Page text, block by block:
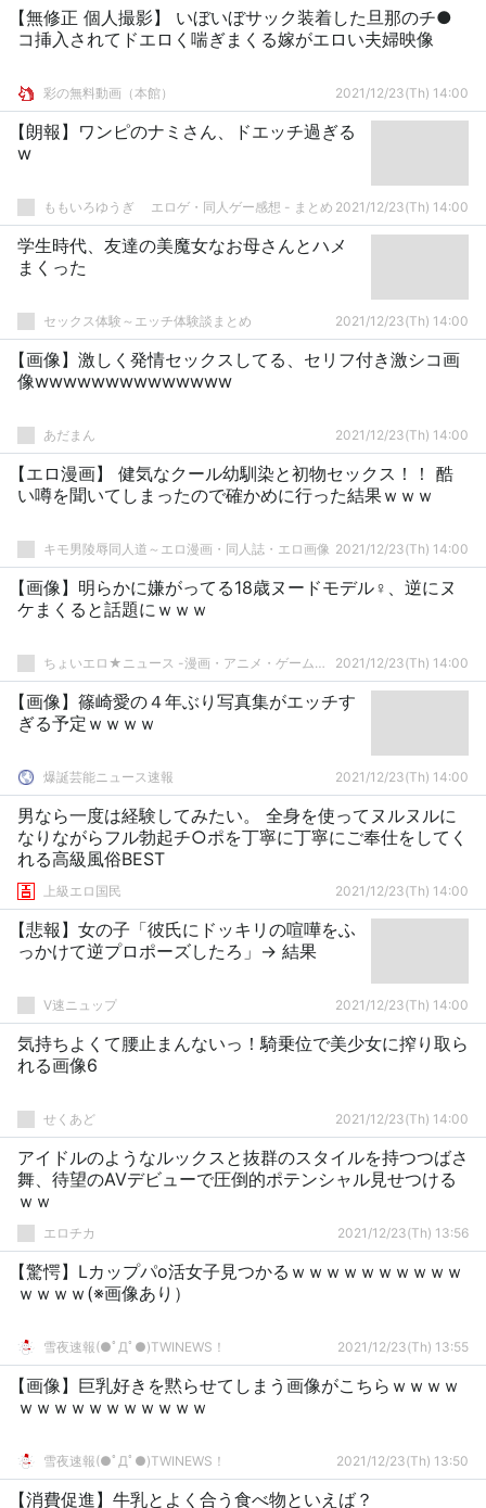
【無修正 個人撮影】 いぼいぼサック装着した旦那のチ●
コ挿入されてドエロく喘ぎまくる嫁がエロい夫婦映像
彩の無料動画（本館） 2021/12/23(Th) 14:00
【朗報】ワンピのナミさん、ドエッチ過ぎる
w
ももいろゆうぎ エロゲ・同人ゲー感想 - まとめ 2021/12/23(Th) 14:00
学生時代、友達の美魔女なお母さんとハメ
まくった
セックス体験～エッチ体験談まとめ 2021/12/23(Th) 14:00
【画像】激しく発情セックスしてる、セリフ付き激シコ画
像wwwwwwwwwwwwww
あだまん 2021/12/23(Th) 14:00
【エロ漫画】 健気なクール幼馴染と初物セックス！！ 酷
い噂を聞いてしまったので確かめに行った結果ｗｗｗ
キモ男陵辱同人道～エロ漫画・同人誌・エロ画像 2021/12/23(Th) 14:00
【画像】明らかに嫌がってる18歳ヌードモデル♀、逆にヌ
ケまくると話題にｗｗｗ
ちょいエロ★ニュース -漫画・アニメ・ゲームまとめ- 2021/12/23(Th) 14:00
【画像】篠崎愛の４年ぶり写真集がエッチす
ぎる予定ｗｗｗｗ
爆誕芸能ニュース速報 2021/12/23(Th) 14:00
男なら一度は経験してみたい。 全身を使ってヌルヌルに
なりながらフル勃起チ○ポを丁寧に丁寧にご奉仕をしてく
れる高級風俗BEST
上級エロ国民 2021/12/23(Th) 14:00
【悲報】女の子「彼氏にドッキリの喧嘩をふ
っかけて逆プロポーズしたろ」→ 結果
V速ニュップ 2021/12/23(Th) 14:00
気持ちよくて腰止まんないっ！騎乗位で美少女に搾り取ら
れる画像6
せくあど 2021/12/23(Th) 14:00
アイドルのようなルックスと抜群のスタイルを持つつばさ
舞、待望のAVデビューで圧倒的ポテンシャル見せつける
ｗｗ
エロチカ 2021/12/23(Th) 13:56
【驚愕】Lカップパo活女子見つかるｗｗｗｗｗｗｗｗｗｗ
ｗｗｗｗ(※画像あり）
雪夜速報(●ﾟДﾟ●)TWINEWS！ 2021/12/23(Th) 13:55
【画像】巨乳好きを黙らせてしまう画像がこちらｗｗｗｗ
ｗｗｗｗｗｗｗｗｗｗｗ
雪夜速報(●ﾟДﾟ●)TWINEWS！ 2021/12/23(Th) 13:50
【消費促進】牛乳とよく合う食べ物といえば？